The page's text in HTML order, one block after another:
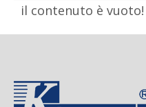
il contenuto è vuoto!